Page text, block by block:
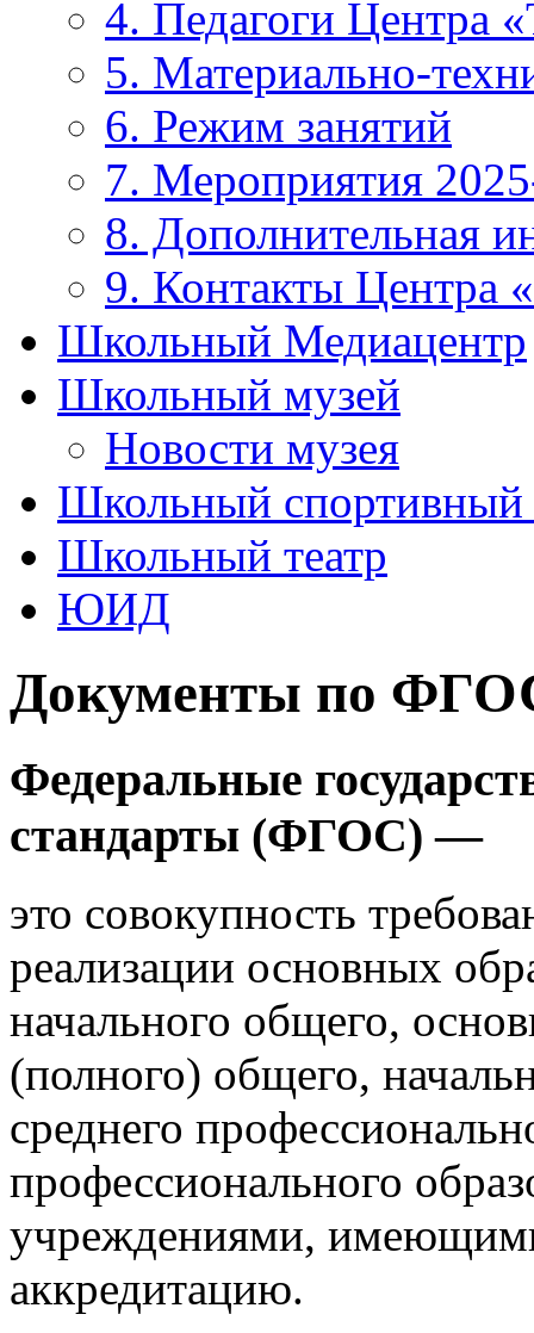
4. Педагоги Центра
5. Материально-
6. Режим занятий
7. Мероприятия
8. Дополнительная
9. Контакты Центра
Школьный Медиацентр
Школьный музей
Новости музея
Школьный спортивный
Школьный театр
ЮИД
Документы по
Федеральные
стандарты (ФГОС) —
это совокупность
реализации основных
начального общего,
(полного) общего,
среднего
профессионального
учреждениями,
аккредитацию.